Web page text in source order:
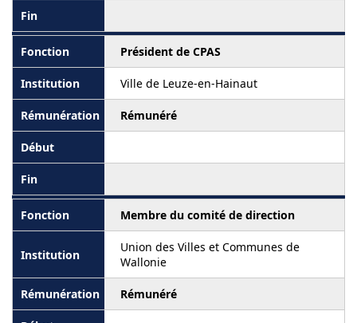
Président de CPAS
Ville de Leuze-en-Hainaut
Rémunéré
Membre du comité de direction
Union des Villes et Communes de
Wallonie
Rémunéré